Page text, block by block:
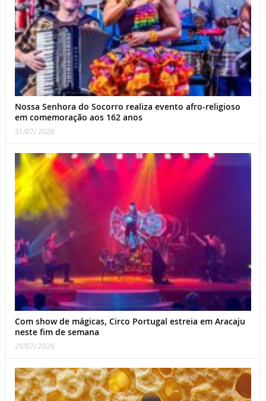
Nossa Senhora do Socorro realiza evento afro-religioso
em comemoração aos 162 anos
31/07/ 2026
Com show de mágicas, Circo Portugal estreia em Aracaju
neste fim de semana
29/07/ 2026